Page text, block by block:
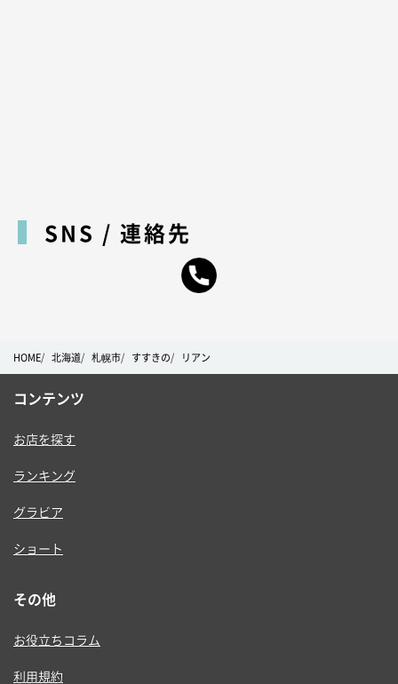
SNS / 連絡先
HOME 北海道 札幌市 すすきの リアン
コンテンツ
お店を探す
ランキング
グラビア
ショート
その他
お役立ちコラム
利用規約